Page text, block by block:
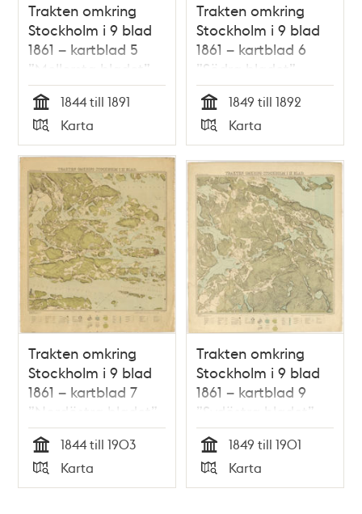
Trakten omkring
Stockholm i 9 blad
1861 – kartblad 5
”Mellersta bladet”,
översett 1891
Tid
1844 till 1891
Typ
Karta
Trakten omkring
Stockholm i 9 blad
1861 – kartblad 6
”Södra bladet”,
översett 1892
Tid
1849 till 1892
Typ
Karta
Trakten omkring
Stockholm i 9 blad
1861 – kartblad 7
”Nordöstra bladet”,
översett 1892
Tid
1844 till 1903
Typ
Karta
Trakten omkring
Stockholm i 9 blad
1861 – kartblad 9
”Sydöstra bladet”,
översett 1893
Tid
1849 till 1901
Typ
Karta